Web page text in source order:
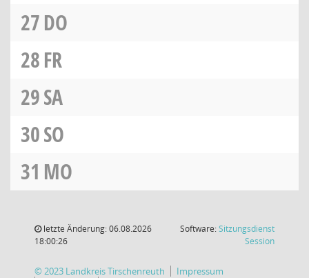
27DO
28FR
29SA
30SO
31 MO
letzte Änderung: 06.08.2026
18:00:26
Software:Sitzungsdienst
Session(Wird in
© 2023 Landkreis Tirschenreuth
Impressum